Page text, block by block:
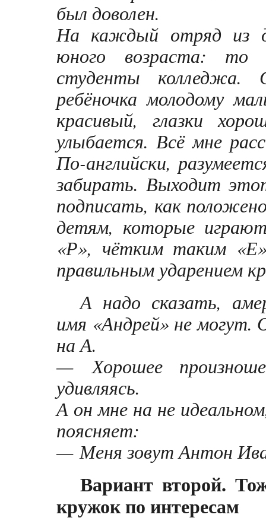
был доволен.
На каждый отряд из
юного возраста: то
студенты колледжа.
ребёночка молодому
красивый, глазки
улыбается. Всё мне
По-английски,
забирать. Выходит
подписать, как
детям, которые
«Р», чётким таким
правильным ударением
А надо сказать,
имя «Андрей» не могут.
на А.
— Хорошее
удивляясь.
А он мне на не
поясняет:
— Меня зовут Антон
Вариант второй.
кружок по интересам